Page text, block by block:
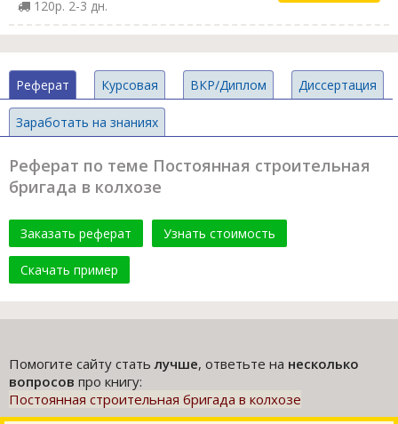
120р. 2-3 дн.
Реферат Курсовая ВКР/Диплом Диссертация
Заработать на знаниях
Реферат по теме Постоянная строительная
бригада в колхозе
Заказать реферат Узнать стоимость
Скачать пример
Помогите сайту статьлучше, ответьте на несколько
вопросов про книгу:
Постоянная строительная бригада в колхозе